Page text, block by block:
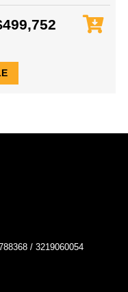
/ 3219060054